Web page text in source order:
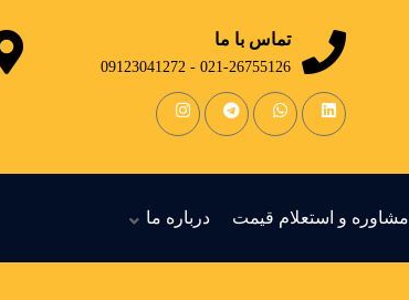
تماس با ما
021-26755126 - 09123041272
مشاوره و استعلام قیمت درباره ما